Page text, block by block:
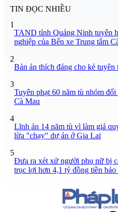
TIN ĐỌC NHIỀU
1
TAND tỉnh Quảng Ninh tuyên
nghiệp của Bến xe Trung tâm
2
Bản án thích đáng cho kẻ
3
Tuyên phạt 60 năm tù nhóm
Cà Mau
4
Lĩnh án 14 năm tù vì làm giả
lừa "chạy" dự án ở Gia Lai
5
Đưa ra xét xử người phụ nữ bị
trục lợi hơn 4,1 tỷ đồng tiền bảo